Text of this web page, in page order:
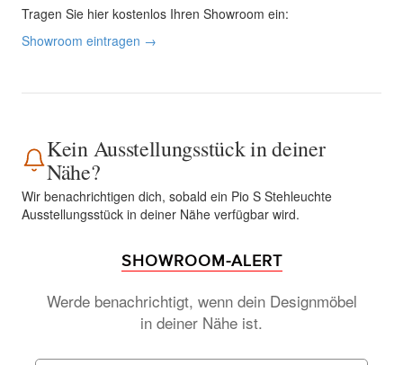
Tragen Sie hier kostenlos Ihren Showroom ein:
Showroom eintragen →
Kein Ausstellungsstück in deiner
Nähe?
Wir benachrichtigen dich, sobald ein Pio S Stehleuchte
Ausstellungsstück in deiner Nähe verfügbar wird.
SHOWROOM-ALERT
Werde benachrichtigt, wenn dein Designmöbel
in deiner Nähe ist.